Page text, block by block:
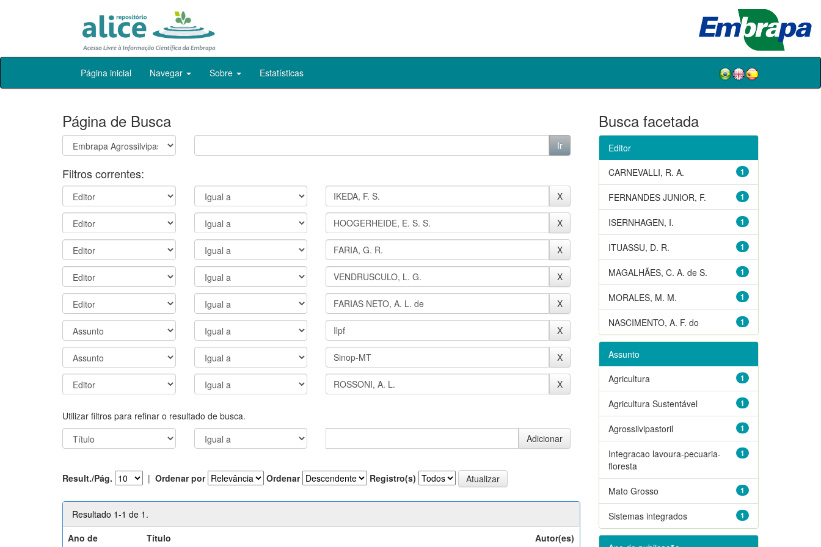
Skip
Página inicial Navegar Sobre Estatísticas
Página de Busca
Filtros correntes:
Utilizar filtros para refinar o resultado de busca.
Result./Pág. | Ordenar por Ordenar Registro(s)
Resultado 1-1 de 1.
Ano de
Título Autor(es)
Busca facetada
Editor
1
CARNEVALLI, R. A.
1
FERNANDES JUNIOR, F.
1
ISERNHAGEN, I.
1
ITUASSU, D. R.
1
MAGALHÃES, C. A. de S.
1
MORALES, M. M.
1
NASCIMENTO, A. F. do
Assunto
1
Agricultura
1
Agricultura Sustentável
1
Agrossilvipastoril
1
Integracao lavoura-pecuaria-
floresta
1
Mato Grosso
1
Sistemas integrados